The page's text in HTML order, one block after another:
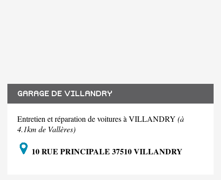
GARAGE DE VILLANDRY
Entretien et réparation de voitures à VILLANDRY (à
4.1km de Vallères)
10 RUE PRINCIPALE 37510 VILLANDRY